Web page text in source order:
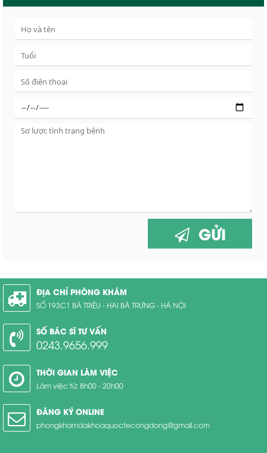
GỬI
ĐỊA CHỈ PHÒNG KHÁM
SỐ 193C1 BÀ TRIỆU - HAI BÀ TRƯNG - HÀ NỘI
SỐ BÁC SĨ TƯ VẤN
0243.9656.999
THỜI GIAN LÀM VIỆC
Làm việc từ: 8h00 - 20h00
ĐĂNG KÝ ONLINE
phongkhamdakhoaquoctecongdong@gmail.com